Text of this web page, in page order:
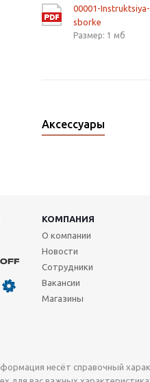
00001-
sborke
Размер: 1 мб
Аксессуары
КОМПАНИЯ
О компании
Новости
Сотрудники
Вакансии
Магазины
несёт справочный